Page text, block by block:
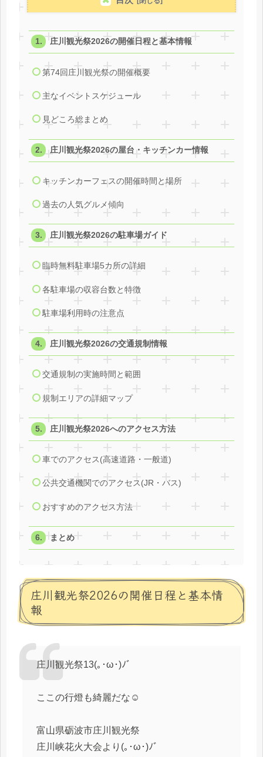
庄川観光祭2026の開催日程と基本情報
第74回庄川観光祭の開催概要
主なイベントスケジュール
見どころ総まとめ
庄川観光祭2026の屋台・キッチンカー情報
キッチンカーフェスの開催時間と場所
過去の人気グルメ傾向
庄川観光祭2026の駐車場ガイド
臨時無料駐車場5カ所の詳細
各駐車場の収容台数と特徴
駐車場利用時の注意点
庄川観光祭2026の交通規制情報
交通規制の実施時間と範囲
規制エリアの詳細マップ
庄川観光祭2026へのアクセス方法
車でのアクセス(高速道路・一般道)
公共交通機関でのアクセス(JR・バス)
おすすめのアクセス方法
まとめ
庄川観光祭2026の開催日程と基本情
報
庄川観光祭13(｡･ω･)ﾉﾞ
ここの行燈も綺麗だな☺️
富山県砺波市庄川観光祭
庄川峡花火大会より(｡･ω･)ﾉﾞ